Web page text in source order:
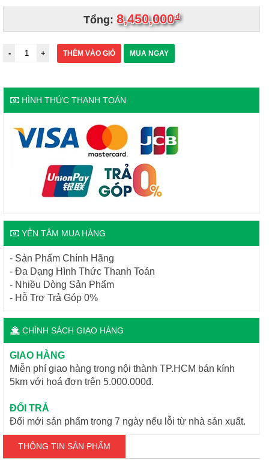
Tổng: 8,450,000đ
THÊM VÀO GIỎ MUA NGAY
HÌNH THỨC THANH TOÁN
YÊN TÂM MUA HÀNG
- Sản Phẩm Chính Hãng
- Đa Dạng Hình Thức Thanh Toán
- Nhiều Dòng Sản Phẩm
- Hỗ Trợ Trả Góp 0%
CHÍNH SÁCH GIAO HÀNG
GIAO HÀNG
Miễn phí giao hàng trong nội thành TP.HCM bán kính
5km với hoá đơn trên 5.000.000đ.
ĐỔI TRẢ
Đổi mới sản phẩm trong 7 ngày nếu lỗi từ nhà sản xuất.
THÔNG TIN SẢN PHẨM